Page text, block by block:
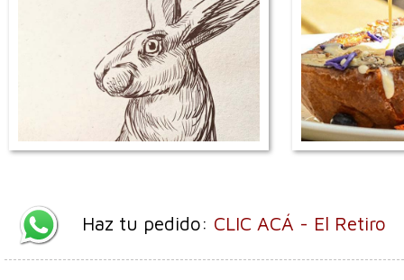
Haz tu pedido: CLIC ACÁ - El Retiro